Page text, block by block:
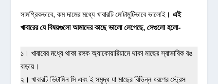
সামগ্রিকভাবে, কম দামের মধ্যে খাবারটি মোটামুটিভাবে ভালোই।এই
খাবারের যে বিষয়গুলো আমাদের কাছে ভালো লেগেছে, সেগুলো হলো-
১। খাবারের মধ্যে থাকা রঙ্গক অ্যাকোয়ারিয়ামে থাকা মাছের স্বাভাবিক রঙ
বাড়ায়।
২। খাবারটি ভিটামিন সি এবং ই সমৃদ্ধ যা মাছের বিভিন্ন ধরণের স্ট্রেস